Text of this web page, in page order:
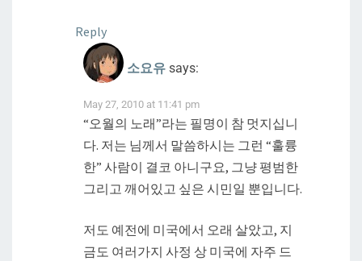
Reply
소요유 says:
May 27, 2010 at 11:41 pm
“오월의 노래”라는 필명이 참 멋지십니
다. 저는 님께서 말씀하시는 그런 “훌륭
한” 사람이 결코 아니구요, 그냥 평범한
그리고 깨어있고 싶은 시민일 뿐입니다.
저도 예전에 미국에서 오래 살았고, 지
금도 여러가지 사정 상 미국에 자주 드